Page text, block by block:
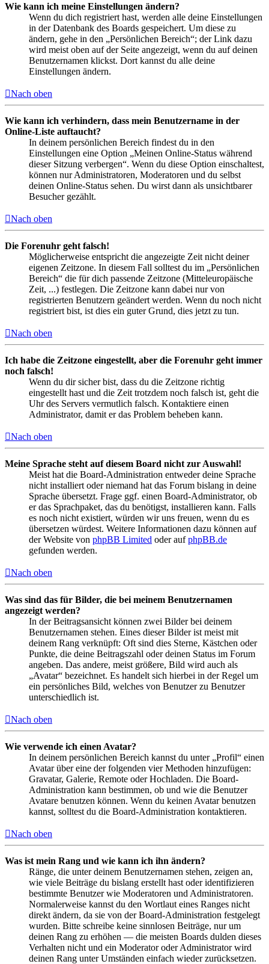
Wie kann ich meine Einstellungen ändern?
Wenn du dich registriert hast, werden alle deine Einstellungen
in der Datenbank des Boards gespeichert. Um diese zu
ändern, gehe in den „Persönlichen Bereich“; der Link dazu
wird meist oben auf der Seite angezeigt, wenn du auf deinen
Benutzernamen klickst. Dort kannst du alle deine
Einstellungen ändern.
Nach oben
Wie kann ich verhindern, dass mein Benutzername in der
Online-Liste auftaucht?
In deinem persönlichen Bereich findest du in den
Einstellungen eine Option „Meinen Online-Status während
dieser Sitzung verbergen“. Wenn du diese Option einschaltest,
können nur Administratoren, Moderatoren und du selbst
deinen Online-Status sehen. Du wirst dann als unsichtbarer
Besucher gezählt.
Nach oben
Die Forenuhr geht falsch!
Möglicherweise entspricht die angezeigte Zeit nicht deiner
eigenen Zeitzone. In diesem Fall solltest du im „Persönlichen
Bereich“ die für dich passende Zeitzone (Mitteleuropäische
Zeit, ...) festlegen. Die Zeitzone kann dabei nur von
registrierten Benutzern geändert werden. Wenn du noch nicht
registriert bist, ist dies ein guter Grund, dies jetzt zu tun.
Nach oben
Ich habe die Zeitzone eingestellt, aber die Forenuhr geht immer
noch falsch!
Wenn du dir sicher bist, dass du die Zeitzone richtig
eingestellt hast und die Zeit trotzdem noch falsch ist, geht die
Uhr des Servers vermutlich falsch. Kontaktiere einen
Administrator, damit er das Problem beheben kann.
Nach oben
Meine Sprache steht auf diesem Board nicht zur Auswahl!
Meist hat die Board-Administration entweder deine Sprache
nicht installiert oder niemand hat das Forum bislang in deine
Sprache übersetzt. Frage ggf. einen Board-Administrator, ob
er das Sprachpaket, das du benötigst, installieren kann. Falls
es noch nicht existiert, würden wir uns freuen, wenn du es
übersetzen würdest. Weitere Informationen dazu können auf
der Website von phpBB Limited oder aufphpBB.de
gefunden werden.
Nach oben
Was sind das für Bilder, die bei meinem Benutzernamen
angezeigt werden?
In der Beitragsansicht können zwei Bilder bei deinem
Benutzernamen stehen. Eines dieser Bilder ist meist mit
deinem Rang verknüpft: Oft sind dies Sterne, Kästchen oder
Punkte, die deine Beitragszahl oder deinen Status im Forum
angeben. Das andere, meist größere, Bild wird auch als
„Avatar“ bezeichnet. Es handelt sich hierbei in der Regel um
ein persönliches Bild, welches von Benutzer zu Benutzer
unterschiedlich ist.
Nach oben
Wie verwende ich einen Avatar?
In deinem persönlichen Bereich kannst du unter „Profil“ einen
Avatar über eine der folgenden vier Methoden hinzufügen:
Gravatar, Galerie, Remote oder Hochladen. Die Board-
Administration kann bestimmen, ob und wie die Benutzer
Avatare benutzen können. Wenn du keinen Avatar benutzen
kannst, solltest du die Board-Administration kontaktieren.
Nach oben
Was ist mein Rang und wie kann ich ihn ändern?
Ränge, die unter deinem Benutzernamen stehen, zeigen an,
wie viele Beiträge du bislang erstellt hast oder identifizieren
bestimmte Benutzer wie Moderatoren und Administratoren.
Normalerweise kannst du den Wortlaut eines Ranges nicht
direkt ändern, da sie von der Board-Administration festgelegt
wurden. Bitte schreibe keine sinnlosen Beiträge, nur um
deinen Rang zu erhöhen — die meisten Boards dulden dieses
Verhalten nicht und ein Moderator oder Administrator wird
deinen Rang unter Umständen einfach wieder zurücksetzen.